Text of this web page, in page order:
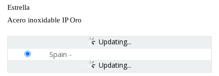
Estrella
Acero inoxidable IP Oro
Updating...
Updating...
Spain -